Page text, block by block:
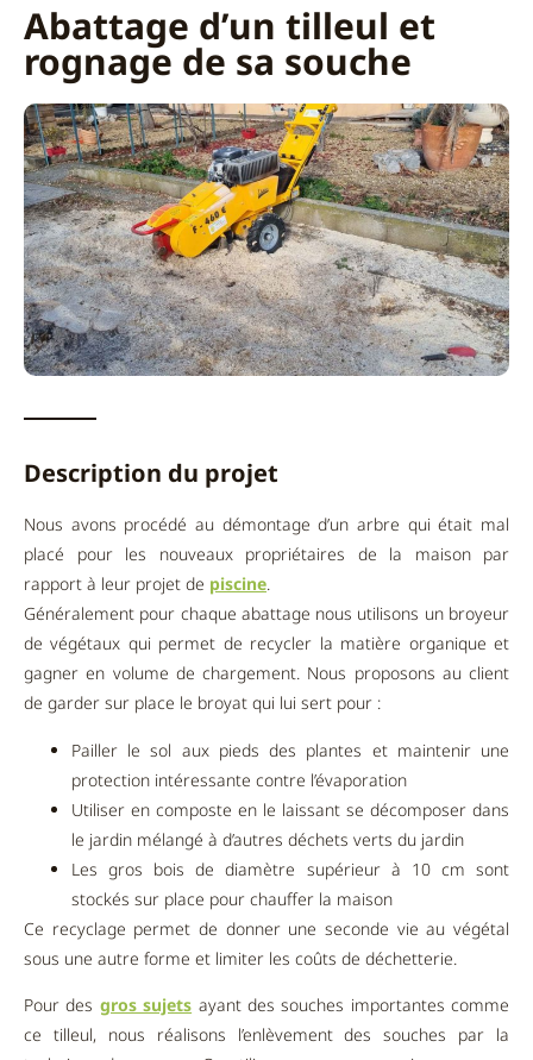
Abattage d’un tilleul et
rognage de sa souche
Description du projet
Nous avons procédé au démontage d’un arbre qui était mal
placé pour les nouveaux propriétaires de la maison par
rapport à leur projet de piscine.
Généralement pour chaque abattage nous utilisons un broyeur
de végétaux qui permet de recycler la matière organique et
gagner en volume de chargement. Nous proposons au client
de garder sur place le broyat qui lui sert pour :
Pailler le sol aux pieds des plantes et maintenir une
protection intéressante contre l’évaporation
Utiliser en composte en le laissant se décomposer dans
le jardin mélangé à d’autres déchets verts du jardin
Les gros bois de diamètre supérieur à 10 cm sont
stockés sur place pour chauffer la maison
Ce recyclage permet de donner une seconde vie au végétal
sous une autre forme et limiter les coûts de déchetterie.
Pour des gros sujets ayant des souches importantes comme
ce tilleul, nous réalisons l’enlèvement des souches par la